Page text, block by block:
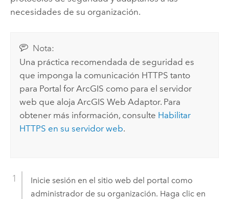
necesidades de su organización.
Nota:
Una práctica recomendada de seguridad es
que imponga la comunicación HTTPS tanto
para Portal for ArcGIS como para el servidor
web que alojaArcGIS Web Adaptor. Para
obtener más información, consulte Habilitar
HTTPS en su servidor web.
Inicie sesión en el sitio web del portal como
administrador de su organización. Haga clic en